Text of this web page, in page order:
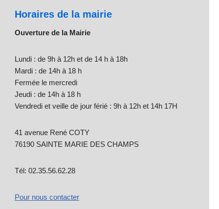
Horaires de la mairie
Ouverture de la Mairie
Lundi : de 9h à 12h et de 14 h à 18h
Mardi : de 14h à 18 h
Fermée le mercredi
Jeudi : de 14h à 18 h
Vendredi et veille de jour férié : 9h à 12h et 14h 17H
41 avenue René COTY
76190 SAINTE MARIE DES CHAMPS
Tél: 02.35.56.62.28
Pour nous contacter